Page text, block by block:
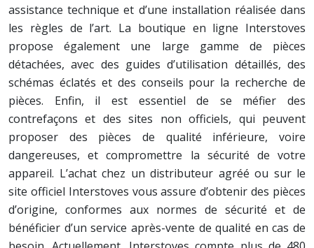
assistance technique et d’une installation réalisée dans
les règles de l’art. La boutique en ligne Interstoves
propose également une large gamme de pièces
détachées, avec des guides d’utilisation détaillés, des
schémas éclatés et des conseils pour la recherche de
pièces. Enfin, il est essentiel de se méfier des
contrefaçons et des sites non officiels, qui peuvent
proposer des pièces de qualité inférieure, voire
dangereuses, et compromettre la sécurité de votre
appareil. L’achat chez un distributeur agréé ou sur le
site officiel Interstoves vous assure d’obtenir des pièces
d’origine, conformes aux normes de sécurité et de
bénéficier d’un service après-vente de qualité en cas de